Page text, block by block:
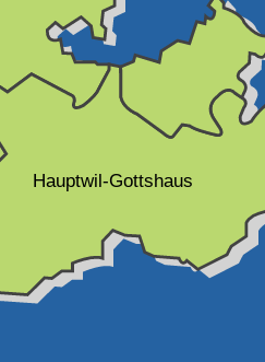
Hauptwil-Gottshaus